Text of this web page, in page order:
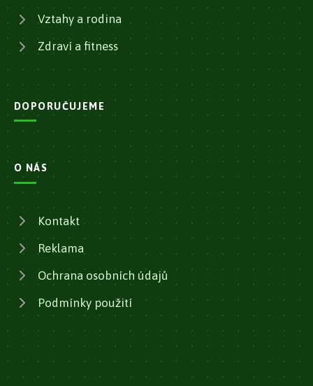
Vztahy a rodina
Zdraví a fitness
DOPORUČUJEME
O NÁS
Kontakt
Reklama
Ochrana osobních údajů
Podmínky použití